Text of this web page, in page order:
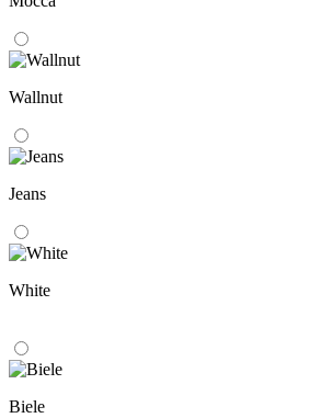
Wallnut
Jeans
White
Biele